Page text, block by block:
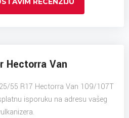
Hectorra Van
55 R17 Hectorra Van 109/107T
isporuku na adresu vašeg